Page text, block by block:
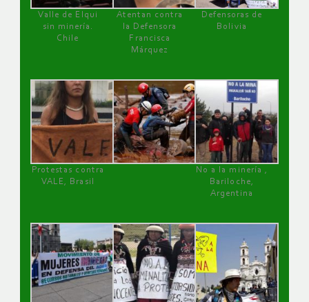
Valle de Elqui
sin minería.
Chile
Atentan contra
la Defensora
Francisca
Márquez
Defensoras de
Bolivia
Protestas contra
VALE, Brasil
No a la minería ,
Bariloche,
Argentina